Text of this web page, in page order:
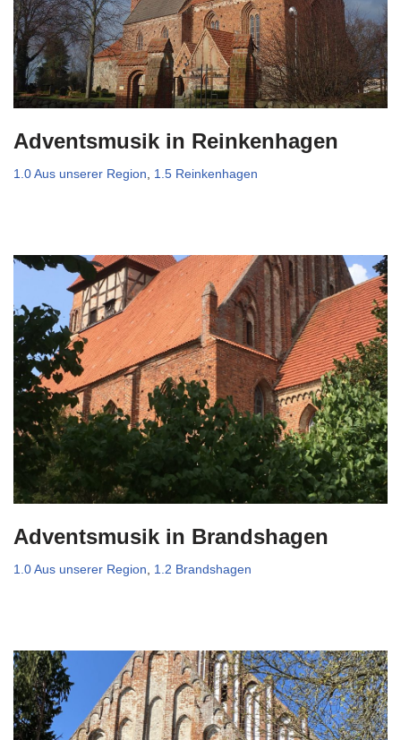
Adventsmusik in Reinkenhagen
1.0 Aus unserer Region 1.5 Reinkenhagen
Adventsmusik in Brandshagen
1.0 Aus unserer Region, 1.2 Brandshagen